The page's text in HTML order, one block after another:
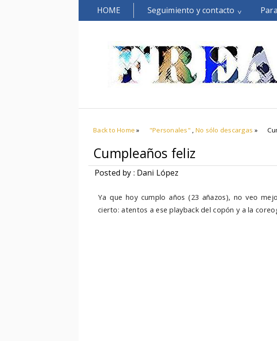
HOME Seguimiento y contacto
Back to Home » "Personales" , No sólo descargas »
Cumpleaños feliz
Posted by : Dani López
Ya que hoy cumplo años (23 añazos), no veo
cierto: atentos a ese playback del copón y a la